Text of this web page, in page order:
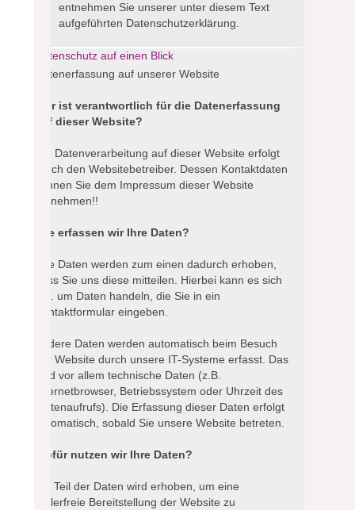
entnehmen Sie unserer unter diesem Text
aufgeführten Datenschutzerklärung.
Datenschutz auf einen Blick
Datenerfassung auf unserer Website
Wer ist verantwortlich für die Datenerfassung
auf dieser Website?
Die Datenverarbeitung auf dieser Website erfolgt
durch den Websitebetreiber. Dessen Kontaktdaten
können Sie dem Impressum dieser Website
entnehmen!!
Wie erfassen wir Ihre Daten?
Ihre Daten werden zum einen dadurch erhoben,
dass Sie uns diese mitteilen. Hierbei kann es sich
z.B. um Daten handeln, die Sie in ein
Kontaktformular eingeben.
Andere Daten werden automatisch beim Besuch
der Website durch unsere IT-Systeme erfasst. Das
sind vor allem technische Daten (z.B.
Internetbrowser, Betriebssystem oder Uhrzeit des
Seitenaufrufs). Die Erfassung dieser Daten erfolgt
automatisch, sobald Sie unsere Website betreten.
Wofür nutzen wir Ihre Daten?
Ein Teil der Daten wird erhoben, um eine
fehlerfreie Bereitstellung der Website zu